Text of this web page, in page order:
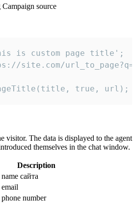
Campaign source
is custom page title';
site.com/
true, url);
visitor. The data is displayed to the agent
themselves in the chat window.
Description
сайта
number